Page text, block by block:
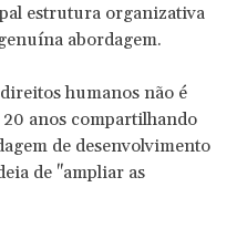
estrutura organizativa
abordagem.
humanos não é
anos compartilhando
de desenvolvimento
de "ampliar as